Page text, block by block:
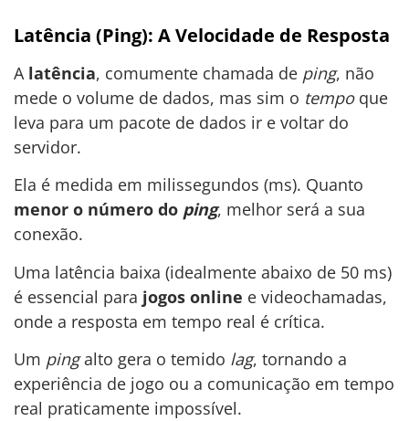
Latência (Ping): A Velocidade de Resposta
A latência, comumente chamada de ping, não
mede o volume de dados, mas sim o tempoque
leva para um pacote de dados ir e voltar do
servidor.
Ela é medida em milissegundos (ms). Quanto
menor o número do ping, melhor será a sua
conexão.
Uma latência baixa (idealmente abaixo de 50 ms)
é essencial para jogos online e videochamadas,
onde a resposta em tempo real é crítica.
Um pingalto gera o temido lag, tornando a
experiência de jogo ou a comunicação em tempo
real praticamente impossível.